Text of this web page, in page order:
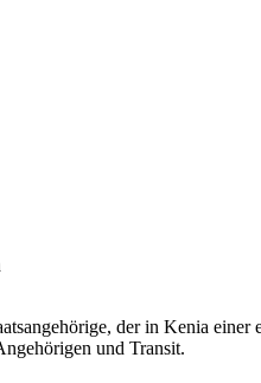
der in Kenia
und Transit.